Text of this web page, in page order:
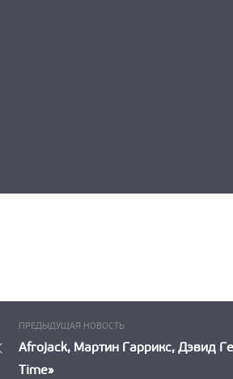
Навигация
по
ПРЕДЫДУЩАЯ НОВОСТЬПредыдущая
Новость:
Afrojack, Мартин Гаррикс, Дэвид
Time»